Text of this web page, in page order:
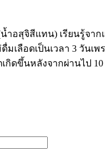
ำอสุจิสีแทน) เรียนรู้จา
มเลือดเป็นเวลา 3 วัน
กิดขึ้นหลังจากผ่านไป